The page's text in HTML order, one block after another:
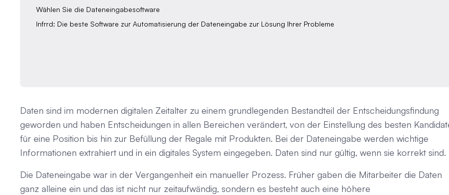
Wählen Sie die Dateneingabesoftware
Infrrd: Die beste Software zur Automatisierung der Dateneingabe zur Lösung Ihrer Probleme
Daten sind im modernen digitalen Zeitalter zu einem grundlegenden Bestandteil der Entscheidungsfindung
geworden und haben Entscheidungen in allen Bereichen verändert, von der Einstellung des besten
für eine Position bis hin zur Befüllung der Regale mit Produkten. Bei der Dateneingabe werden wichtige
Informationen extrahiert und in ein digitales System eingegeben. Daten sind nur gültig, wenn sie korrekt sind.
Die Dateneingabe war in der Vergangenheit ein manueller Prozess. Früher gaben die Mitarbeiter die Daten
ganz alleine ein und das ist nicht nur zeitaufwändig, sondern es besteht auch eine höhere